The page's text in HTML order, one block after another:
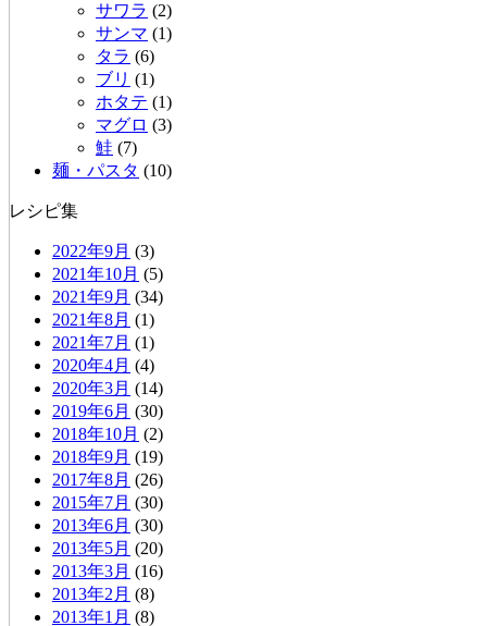
サワラ (2)
サンマ (1)
タラ (6)
ブリ (1)
ホタテ (1)
マグロ (3)
鮭 (7)
麺・パスタ (10)
レシピ集
2022年9月 (3)
2021年10月 (5)
2021年9月 (34)
2021年8月 (1)
2021年7月 (1)
2020年4月 (4)
2020年3月 (14)
2019年6月 (30)
2018年10月 (2)
2018年9月 (19)
2017年8月 (26)
2015年7月 (30)
2013年6月 (30)
2013年5月 (20)
2013年3月 (16)
2013年2月 (8)
2013年1月 (8)